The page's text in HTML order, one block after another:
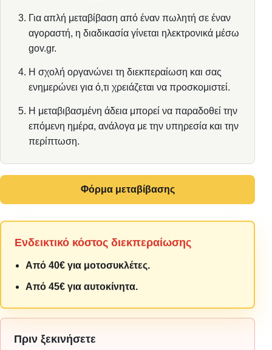
Για απλή μεταβίβαση από έναν πωλητή σε έναν
αγοραστή, η διαδικασία γίνεται ηλεκτρονικά μέσω
gov.gr.
Η σχολή οργανώνει τη διεκπεραίωση και σας
ενημερώνει για ό,τι χρειάζεται να προσκομιστεί.
Η μεταβιβασμένη άδεια μπορεί να παραδοθεί την
επόμενη ημέρα, ανάλογα με την υπηρεσία και την
περίπτωση.
Φόρμα μεταβίβασης
Ενδεικτικό κόστος διεκπεραίωσης
Από 40€ για μοτοσυκλέτες.
Από 45€ για αυτοκίνητα.
Πριν ξεκινήσετε